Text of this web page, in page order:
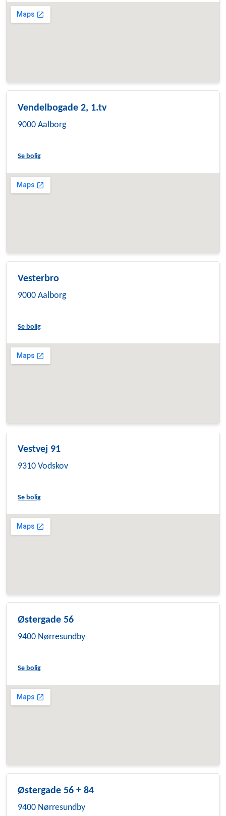
Vendelbogade 2, 1.tv
9000 Aalborg
Se bolig
Vesterbro
9000 Aalborg
Se bolig
Vestvej 91
9310 Vodskov
Se bolig
Østergade 56
9400 Nørresundby
Se bolig
Østergade 56 + 84
9400 Nørresundby